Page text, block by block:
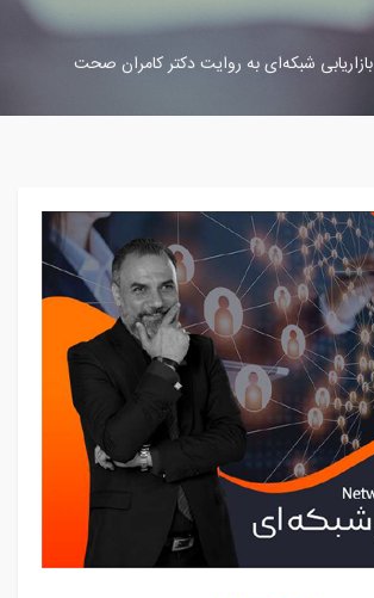
بازاریابی شبکه‌ای به روایت دکتر کامران صحت